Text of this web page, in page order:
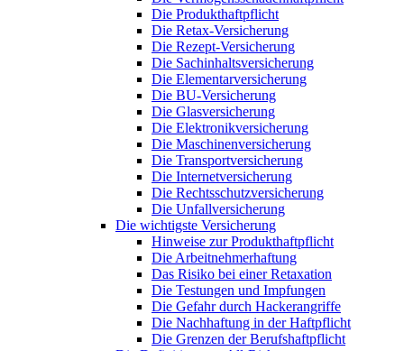
Die Produkthaftpflicht
Die Retax-Versicherung
Die Rezept-Versicherung
Die Sachinhaltsversicherung
Die Elementarversicherung
Die BU-Versicherung
Die Glasversicherung
Die Elektronikversicherung
Die Maschinenversicherung
Die Transportversicherung
Die Internetversicherung
Die Rechtsschutzversicherung
Die Unfallversicherung
Die wichtigste Versicherung
Hinweise zur Produkthaftpflicht
Die Arbeitnehmerhaftung
Das Risiko bei einer Retaxation
Die Testungen und Impfungen
Die Gefahr durch Hackerangriffe
Die Nachhaftung in der Haftpflicht
Die Grenzen der Berufshaftpflicht